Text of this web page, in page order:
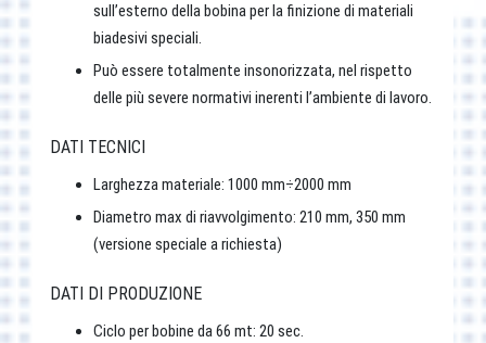
sull’esterno della bobina per la finizione di materiali
biadesivi speciali.
Può essere totalmente insonorizzata, nel rispetto
delle più severe normativi inerenti l’ambiente di lavoro.
DATI TECNICI
Larghezza materiale: 1000 mm÷2000 mm
Diametro max di riavvolgimento: 210 mm, 350 mm
(versione speciale a richiesta)
DATI DI PRODUZIONE
Ciclo per bobine da 66 mt: 20 sec.